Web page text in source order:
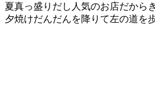
夏真っ盛りだし人気のお店だから
夕焼けだんだんを降りて左の道を